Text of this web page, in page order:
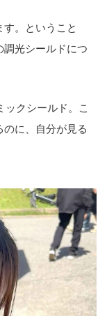
。ということ
調光シールドにつ
クシールド。こ
に、自分が見る